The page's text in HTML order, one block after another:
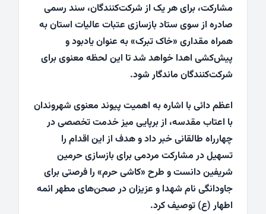
مشارکت، برای هر یک از شرکت‌کنندگان، سند رسمی
صادره از سوی ستاد بازسازی عتبات عالیات استان به
همراه مقداری «خاک تبرک» به عنوان یادبود و
پیش‌کشی اهدا خواهد شد تا این لحظه معنوی برای
شرکت‌کنندگان ماندگار شود.
اعظم دائی با اشاره به اهمیت پیوند معنوی شهروندان
با اعتاب مقدسه، از برپایی میز خدمت تخصصی در
چهارراه طالقانی خبر داد و هدف از این اقدام را
تسهیل در مشارکت مردمی برای بازسازی حرمین
شریفین دانست و طرح «کاشی حرم» را فرصتی برای
جاودانگی نام شهدا و عزیزان در صحن‌های مطهر ائمه
اطهار (ع) توصیف کرد.